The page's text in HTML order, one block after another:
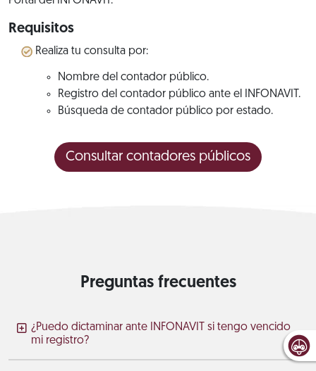
Requisitos
Realiza tu consulta por:
Nombre del contador público.
Registro del contador público ante el INFONAVIT.
Búsqueda de contador público por estado.
Consultar contadores públicos
Preguntas frecuentes
¿Puedo dictaminar ante INFONAVIT si tengo vencido
mi registro?